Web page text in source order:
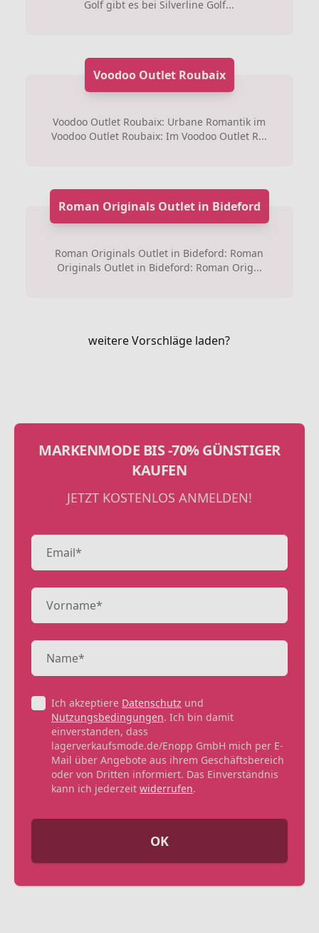
Golf gibt es bei Silverline Golf...
Voodoo Outlet Roubaix
Voodoo Outlet Roubaix: Urbane Romantik im
Voodoo Outlet Roubaix: Im Voodoo Outlet R...
Roman Originals Outlet in Bideford
Roman Originals Outlet in Bideford: Roman
Originals Outlet in Bideford: Roman Orig...
weitere Vorschläge laden?
MARKENMODE BIS -70% GÜNSTIGER
KAUFEN
JETZT KOSTENLOS ANMELDEN!
Ich akzeptiere Datenschutz und
Nutzungsbedingungen. Ich bin damit
einverstanden, dass
lagerverkaufsmode.de/Enopp GmbH mich per E-
Mail über Angebote aus ihrem Geschäftsbereich
oder von Dritten informiert. Das Einverständnis
kann ich jederzeit widerrufen.
OK